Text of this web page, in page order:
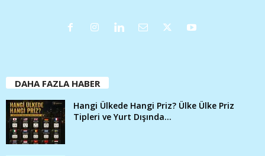
DAHA FAZLA HABER
Hangi Ülkede Hangi Priz? Ülke Ülke Priz
Tipleri ve Yurt Dışında...